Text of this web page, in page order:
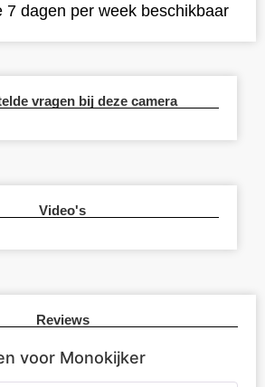
7 dagen per week beschikbaar
vragen bij deze camera
Video's
Reviews
voor Monokijker